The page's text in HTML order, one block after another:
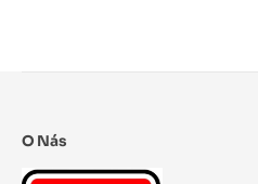
O Nás